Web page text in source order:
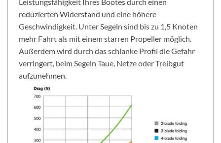
Leistungsfähigkeit Ihres Bootes durch einen
reduzierten Widerstand und eine höhere
Geschwindigkeit. Unter Segeln sind bis zu 1,5 Knoten
mehr Fahrt als mit einem starren Propeller möglich.
Außerdem wird durch das schlanke Profil die Gefahr
verringert, beim Segeln Taue, Netze oder Treibgut
aufzunehmen.